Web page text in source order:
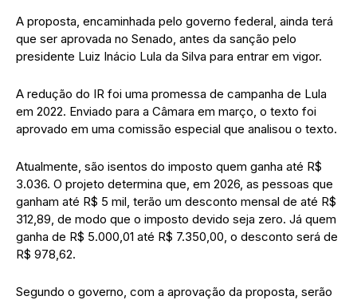
A proposta, encaminhada pelo governo federal, ainda terá
que ser aprovada no Senado, antes da sanção pelo
presidente Luiz Inácio Lula da Silva para entrar em vigor.
A redução do IR foi uma promessa de campanha de Lula
em 2022. Enviado para a Câmara em março, o texto foi
aprovado em uma comissão especial que analisou o texto.
Atualmente, são isentos do imposto quem ganha até R$
3.036. O projeto determina que, em 2026, as pessoas que
ganham até R$ 5 mil, terão um desconto mensal de até R$
312,89, de modo que o imposto devido seja zero. Já quem
ganha de R$ 5.000,01 até R$ 7.350,00, o desconto será de
R$ 978,62.
Segundo o governo, com a aprovação da proposta, serão